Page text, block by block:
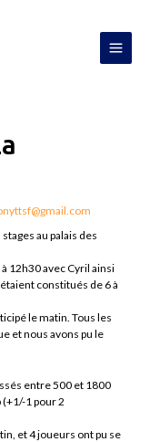
au palais des
12h30 avec Cyril ainsi
constitués de 6 à
le matin. Tous les
et nous avons pu le
entre 500 et 1800
1 pour 2
et 4 joueurs ont pu se